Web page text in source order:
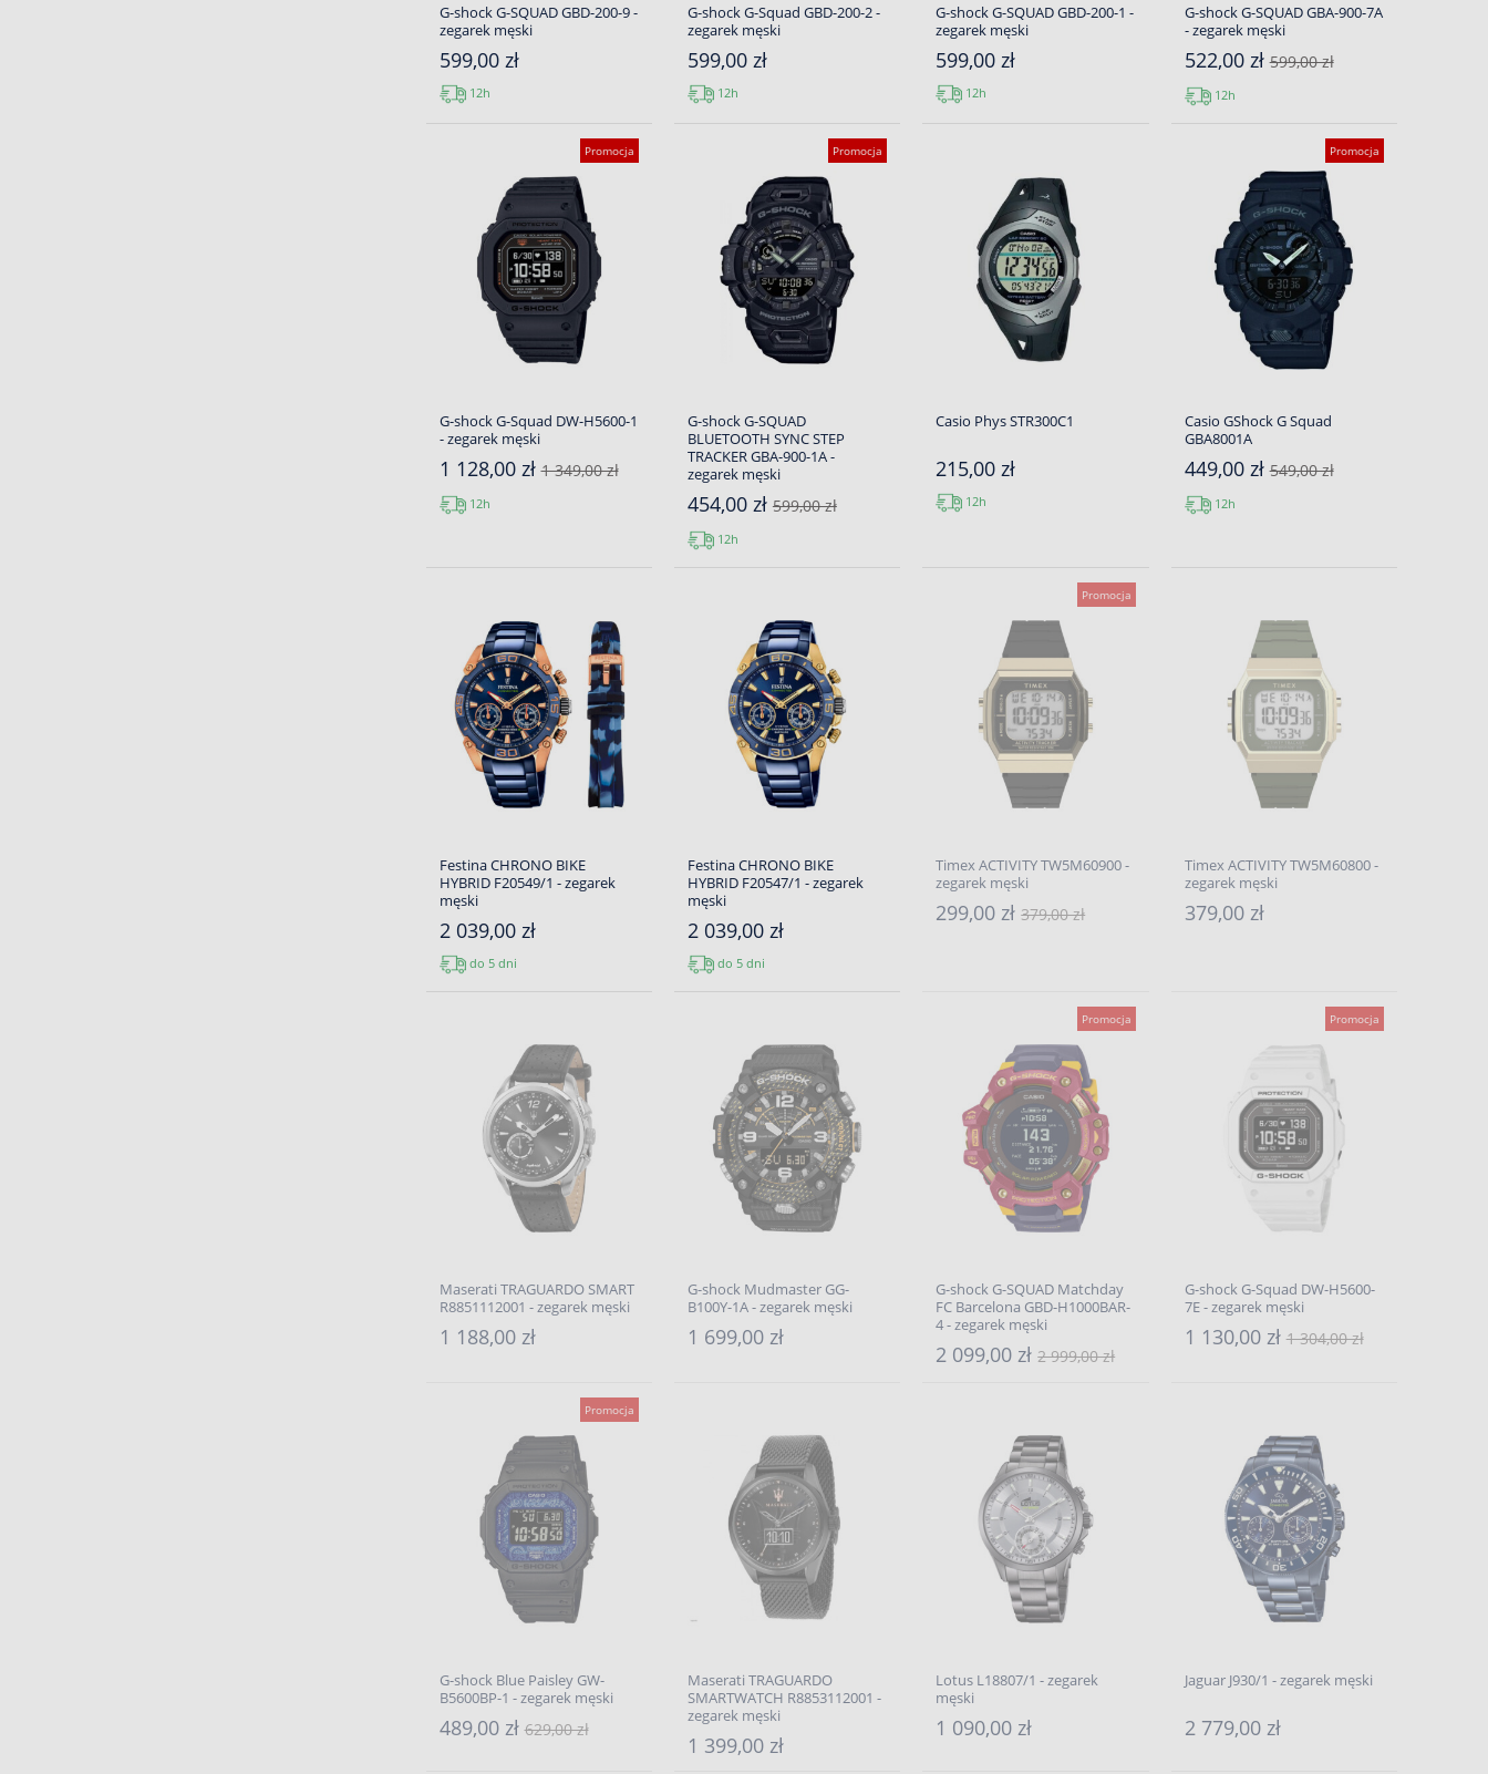
G-shock G-SQUAD GBD-200-9 -
zegarek męski
599,00 zł
12h
G-shock G-Squad GBD-200-2 -
zegarek męski
599,00 zł
12h
G-shock G-SQUAD GBD-200-1 -
zegarek męski
599,00 zł
12h
G-shock G-SQUAD GBA-900-7A
- zegarek męski
522,00 zł599,00 zł
12h
Promocja
G-shock G-Squad DW-H5600-1
- zegarek męski
1 128,00 zł1 349,00 zł
12h
Promocja
G-shock G-SQUAD
BLUETOOTH SYNC STEP
TRACKER GBA-900-1A -
zegarek męski
454,00 zł 599,00 zł
12h
Casio Phys STR300C1
215,00 zł
12h
Promocja
Casio GShock G Squad
GBA8001A
449,00 zł549,00 zł
12h
Festina CHRONO BIKE
HYBRID F20549/1 - zegarek
męski
2 039,00 zł
do 5 dni
Festina CHRONO BIKE
HYBRID F20547/1 - zegarek
męski
2 039,00 zł
do 5 dni
Promocja
Timex ACTIVITY TW5M60900 -
zegarek męski
299,00 zł379,00 zł
Timex ACTIVITY TW5M60800 -
zegarek męski
379,00 zł
Maserati TRAGUARDO SMART
R8851112001 - zegarek męski
1 188,00 zł
G-shock Mudmaster GG-
B100Y-1A - zegarek męski
1 699,00 zł
Promocja
G-shock G-SQUAD Matchday
FC Barcelona GBD-H1000BAR-
4 - zegarek męski
2 099,00 zł2 999,00 zł
Promocja
G-shock G-Squad DW-H5600-
7E - zegarek męski
1 130,00 zł1 304,00 zł
Promocja
G-shock Blue Paisley GW-
B5600BP-1 - zegarek męski
489,00 zł629,00 zł
Maserati TRAGUARDO
SMARTWATCH R8853112001 -
zegarek męski
1 399,00 zł
Lotus L18807/1 - zegarek
męski
1 090,00 zł
Jaguar J930/1 - zegarek męski
2 779,00 zł